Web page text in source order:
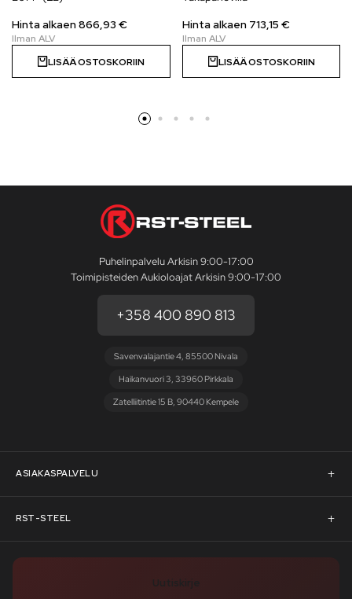
Hinta alkaen866,93 €
LISÄÄ OSTOSKORIIN
Hinta alkaen 713,15 €
LISÄÄ OSTOSKORIIN
Puhelinpalvelu Arkisin 9:00-17:00
Toimipisteiden Aukioloajat Arkisin 9:00-17:00
+358 400 890 813
Savenvalajantie 4, 85500 Nivala
Haikanvuori 3, 33960 Pirkkala
Zatelliitintie 15 B, 90440 Kempele
ASIAKASPALVELU
Asiakaspalvelu
Pyydä tarjous
RST-STEEL
RST-Steelin tarina
Uutiskirje